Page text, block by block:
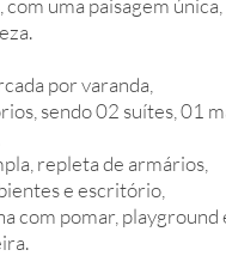
com uma paisagem
por varanda,
sendo 02 suítes, 01
repleta de armários,
e escritório,
com pomar, playground